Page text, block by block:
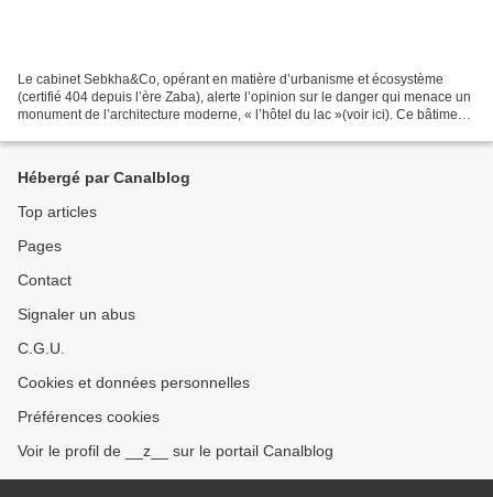
Le cabinet Sebkha&Co, opérant en matière d’urbanisme et écosystème
(certifié 404 depuis l’ère Zaba), alerte l’opinion sur le danger qui menace un
monument de l’architecture moderne, « l’hôtel du lac »(voir ici). Ce bâtiment
Hébergé par Canalblog
Top articles
Pages
Contact
Signaler un abus
C.G.U.
Cookies et données personnelles
Préférences cookies
Voir le profil de __z__ sur le portail Canalblog